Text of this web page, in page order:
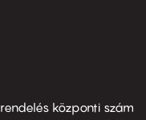
központi szám